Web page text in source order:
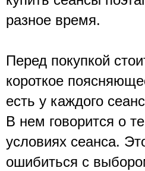
разное время.
Перед покупкой
короткое
есть у каждого
В нем говорится о
условиях сеанса.
ошибиться с